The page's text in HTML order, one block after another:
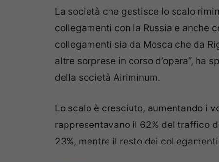
La società che gestisce lo scalo
collegamenti con la Russia e anche
collegamenti sia da Mosca che da
altre sorprese in corso d’opera”, ha
della società Airiminum.
Lo scalo è cresciuto, aumentando i
rappresentavano il 62% del traffico
23%, mentre il resto dei